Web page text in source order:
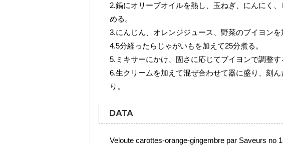
2.鍋にオリーブオイルを熱し、玉ねぎ、にんにく
める。
3.にんじん、オレンジジュース、野菜のブイヨンを
4.5分経ったらじゃがいもを加えて25分煮る。
5.ミキサーにかけ、固さに応じてブイヨンで調整す
6.生クリームを加えて混ぜ合わせて器に盛り、刻
り。
DATA
Veloute carottes-orange-gingembre par Saveurs no